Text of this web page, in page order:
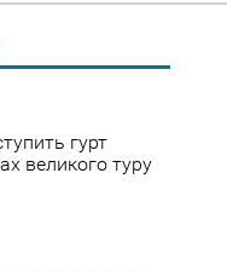
гурт
великого туру